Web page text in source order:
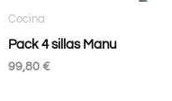
Cocina
Pack 4 sillas Manu
99,80 €